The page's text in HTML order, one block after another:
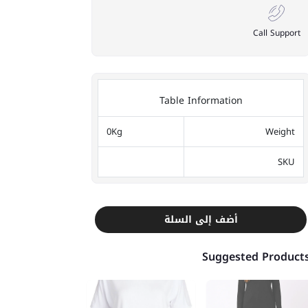
Call Support
Table Information
Weight
0Kg
SKU
أضف إلى السلة
Suggested